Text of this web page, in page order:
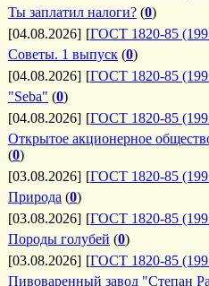
Ты заплатил налоги? (0)
[04.08.2026] [ГОСТ 1820-85
Советы. 1 выпуск (0)
[04.08.2026] [ГОСТ 1820-85
"Seba" (0)
[04.08.2026] [ГОСТ 1820-85
Открытое акционерное
(0)
[03.08.2026] [ГОСТ 1820-85
Природа (0)
[03.08.2026] [ГОСТ 1820-85
Породы голубей (0)
[03.08.2026] [ГОСТ 1820-85
Пивоваренный завод "Степан